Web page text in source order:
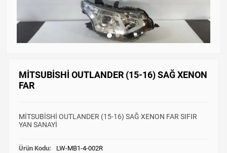
MİTSUBİSHİ OUTLANDER (15-16) SAĞ XENON
FAR
MİTSUBİSHİ OUTLANDER (15-16) SAĞ XENON FAR SIFIR
YAN SANAYİ
Ürün Kodu: LW-MB1-4-002R